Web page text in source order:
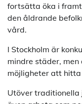
fortsätta öka i
den åldrande
vård.
I Stockholm är
mindre städer,
möjligheter att hitta
Utöver traditionella